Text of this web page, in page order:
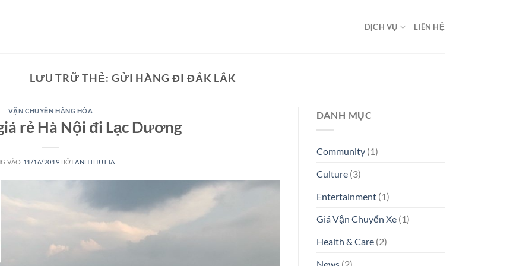
DỊCH VỤ LIÊN HỆ
LƯU TRỮ THẺ: GỬI HÀNG ĐI ĐẮK LẮK
VẬN CHUYỂN HÀNG HÓA
rẻ Hà Nội đi Lạc Dương
VÀO 11/16/2019 BỞI ANHTHUTTA
DANH MỤC
Community(1)
Culture(3)
Entertainment(1)
Giá Vận Chuyển Xe(1)
Health & Care(2)